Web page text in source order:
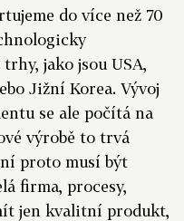
do více než 70
jako jsou USA,
Jižní Korea. Vývoj
se ale počítá na
výrobě to trvá
proto musí být
firma, procesy,
jen kvalitní produkt,